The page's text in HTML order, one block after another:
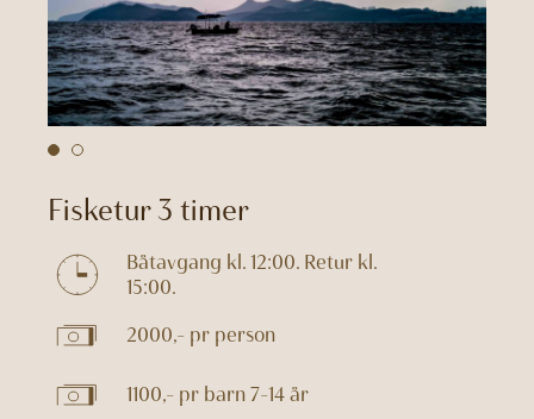
Fisketur 3 timer
Båtavgang kl. 12:00. Retur kl.
15:00.
2000,- pr person
1100,- pr barn 7-14 år